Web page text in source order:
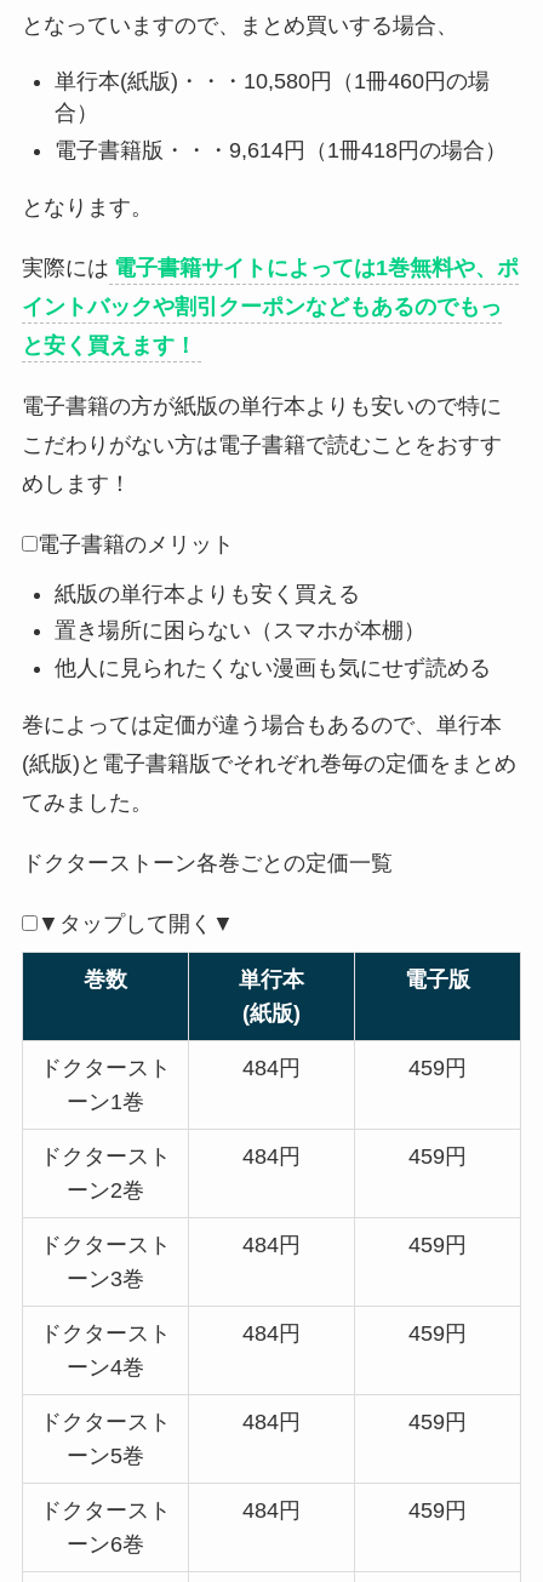
となっていますので、まとめ買いする場合、
単行本(紙版)・・・10,580円（1冊460円の場
合）
電子書籍版・・・9,614円（1冊418円の場合）
となります。
実際には 電子書籍サイトによっては1巻無料や、ポ
イントバックや割引クーポンなどもあるのでもっ
と安く買えます！
電子書籍の方が紙版の単行本よりも安いので特に
こだわりがない方は電子書籍で読むことをおすす
めします！
電子書籍のメリット
紙版の単行本よりも安く買える
置き場所に困らない（スマホが本棚）
他人に見られたくない漫画も気にせず読める
巻によっては定価が違う場合もあるので、単行本
(紙版)と電子書籍版でそれぞれ巻毎の定価をまとめ
てみました。
ドクターストーン各巻ごとの定価一覧
▼タップして開く▼
巻数
単行本
(紙版)
電子版
ドクタースト
ーン1巻
484円 459円
ドクタースト
ーン2巻
484円 459円
ドクタースト
ーン3巻
484円 459円
ドクタースト
ーン4巻
484円 459円
ドクタースト
ーン5巻
484円 459円
ドクタースト
ーン6巻
484円 459円